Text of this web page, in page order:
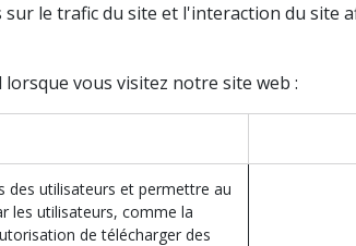
le trafic du site et l'interaction du site
vous visitez notre site web :
des utilisateurs et permettre au
les utilisateurs, comme la
de télécharger des